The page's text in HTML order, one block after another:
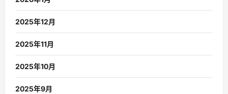
2025年12月
2025年11月
2025年10月
2025年9月